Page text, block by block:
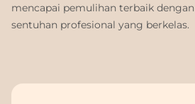
mencapai pemulihan terbaik dengan
sentuhan profesional yang berkelas.